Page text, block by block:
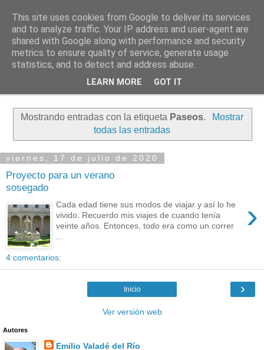
PASEANTE SILENCIOSO
Blog personal de Emilio Valadé del Río
Mostrando entradas con la etiqueta Paseos.
Mostrar
todas las entradas
viernes, 17 de julio de 2020
Proyecto para un verano
sosegado
›
Cada edad tiene sus modos de viajar y así lo he
vivido. Recuerdo mis viajes de cuando tenía
veinte años. Entonces, todo era como un correr
4 comentarios:
›
Inicio
Ver versión web
Autores
Emilio Valadé del Río
This site uses cookies from Google to deliver its services
and to analyze traffic. Your IP address and user-agent are
shared with Google along with performance and security
metrics to ensure quality of service, generate usage
statistics, and to detect and address abuse.
LEARN MORE GOT IT